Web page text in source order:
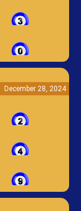
December 28, 2024